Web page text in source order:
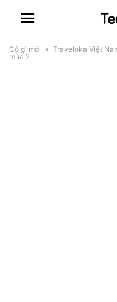
Có gì mới
Traveloka Việt
mùa 2